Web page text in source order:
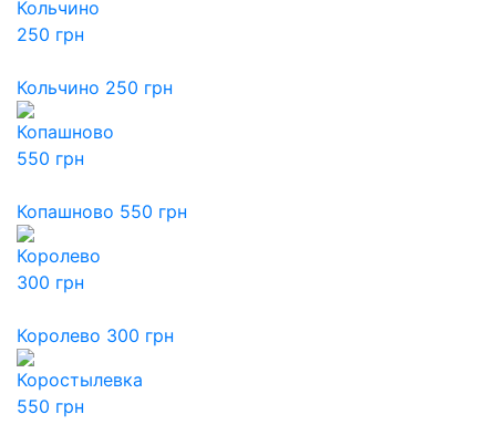
Кольчино 250 грн
Копашново 550 грн
Королево 300 грн